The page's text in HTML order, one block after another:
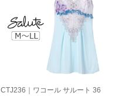
CTJ236｜ワコール サルート 36